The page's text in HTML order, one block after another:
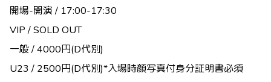
開場-開演 / 17:00-17:30
VIP / SOLD OUT
一般 / 4000円(D代別)
U23 / 2500円(D代別)*入場時顔写真付身分証明書必須